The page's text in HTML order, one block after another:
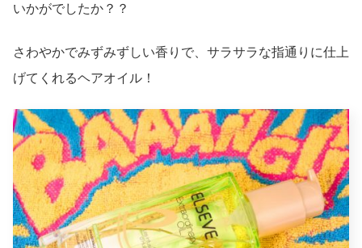
いかがでしたか？？
さわやかでみずみずしい香りで、サラサラな指通りに仕上
げてくれるヘアオイル！